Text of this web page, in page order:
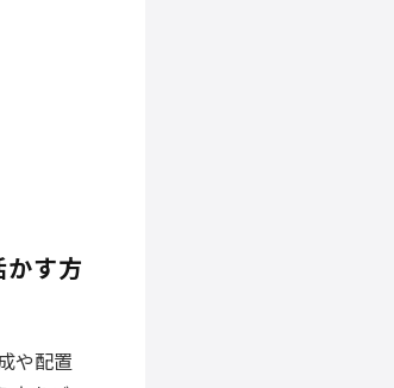
す方
や配置